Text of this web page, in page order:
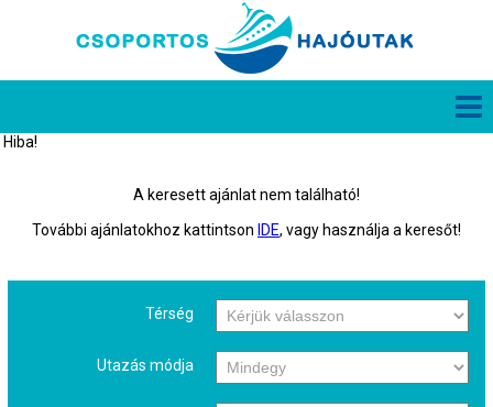
Hiba!
A keresett ajánlat nem található!
További ajánlatokhoz kattintson IDE, vagy használja a keresőt!
Térség
Utazás módja